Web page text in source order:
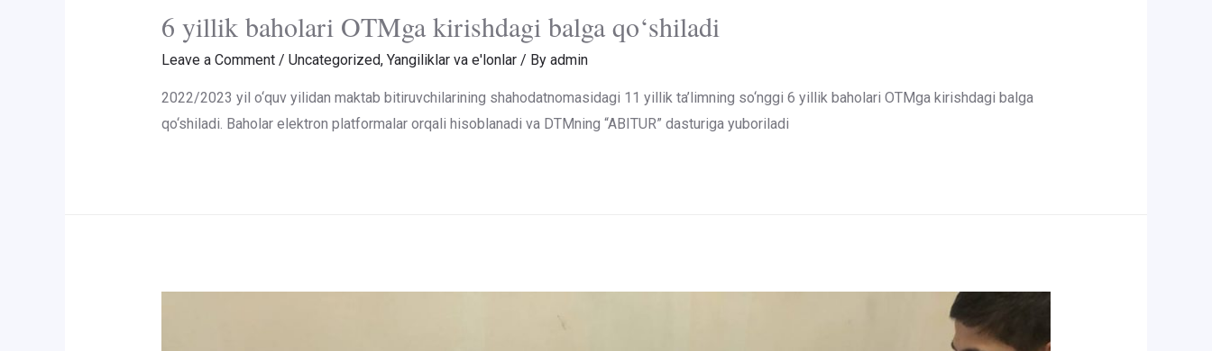
6 yillik baholari OTMga kirishdagi balga qo‘shiladi
Leave a Comment / Uncategorized, Yangiliklar va e'lonlar/ By admin
2022/2023 yil o‘quv yilidan maktab bitiruvchilarining shahodatnomasidagi 11 yillik ta’limning so‘nggi 6 yillik baholari OTMga kirishdagi balga
qo‘shiladi. Baholar elektron platformalar orqali hisoblanadi va DTMning “ABITUR” dasturiga yuboriladi